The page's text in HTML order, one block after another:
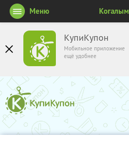
КупиКупон
Мобильное приложение
ещё удобнее
Меню Когалым